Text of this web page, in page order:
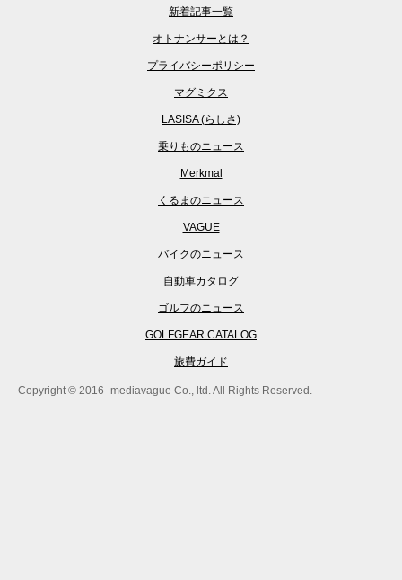
新着記事一覧
オトナンサーとは？
プライバシーポリシー
マグミクス
LASISA (らしさ)
乗りものニュース
Merkmal
くるまのニュース
VAGUE
バイクのニュース
自動車カタログ
ゴルフのニュース
GOLFGEAR CATALOG
旅費ガイド
Copyright © 2016- mediavague Co., ltd. All Rights Reserved.